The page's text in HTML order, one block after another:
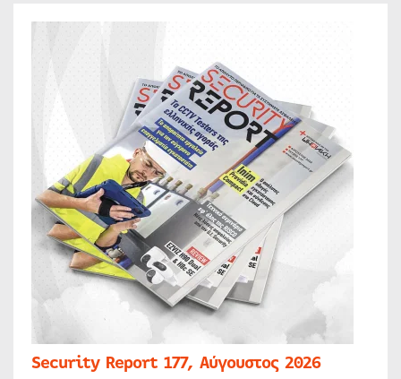
Security Report 177, Αύγουστος 2026